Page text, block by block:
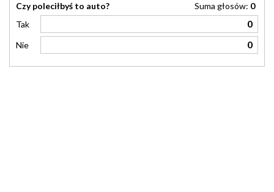
Czy poleciłbyś to auto? Suma głosów: 0
Tak
0
Nie 0